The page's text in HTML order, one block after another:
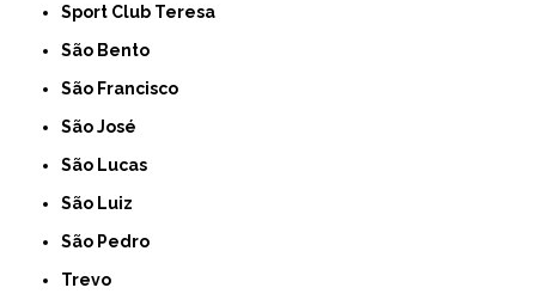
Sport Club Teresa
São Bento
São Francisco
São José
São Lucas
São Luiz
São Pedro
Trevo